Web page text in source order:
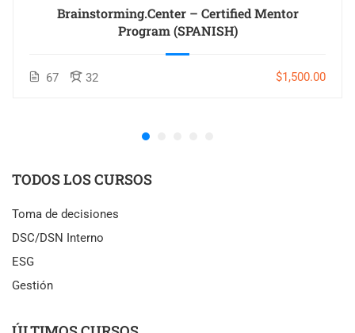
Brainstorming.Center – Certified Mentor
Program (SPANISH)
67 32 $1,500.00
TODOS LOS CURSOS
Toma de decisiones
DSC/DSN Interno
ESG
Gestión